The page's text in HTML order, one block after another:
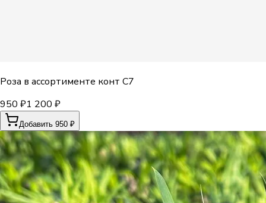
Роза в ассортименте конт С7
950 ₽1 200 ₽
Добавить 950 ₽